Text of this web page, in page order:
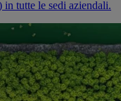
in tutte le sedi aziendali.